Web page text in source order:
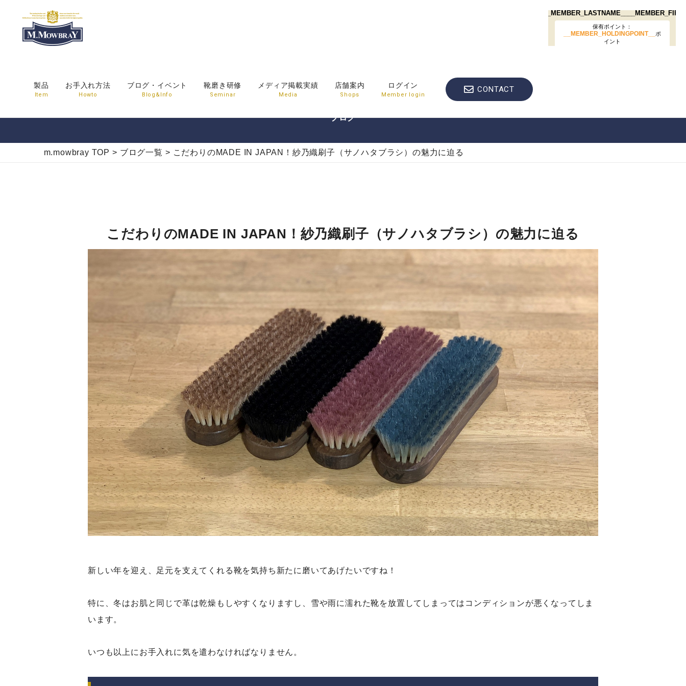
製品
Item
お手入れ方法
Howto
ブログ・イベント
Blog&Info
靴磨き研修
Seminar
メディア掲載実績
Media
店舗案内
Shops
ログイン
Member login
CONTACT
BLOG
ブログ
m.mowbray TOP > ブログ一覧 > こだわりのMADE IN JAPAN！紗乃織刷子（サノハタブラシ）の魅力に迫る
こだわりのMADE IN JAPAN！紗乃織刷子（サノハタブラシ）の魅力に迫る
新しい年を迎え、足元を支えてくれる靴を気持ち新たに磨いてあげたいですね！
特に、冬はお肌と同じで革は乾燥もしやすくなりますし、雪や雨に濡れた靴を放置してしまってはコンディションが悪くなってしま
います。
いつも以上にお手入れに気を遣わなければなりません。